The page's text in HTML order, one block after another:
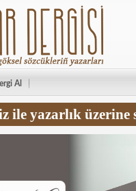
Al
ile yazarlık üzerine